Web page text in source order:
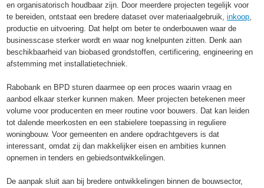
en organisatorisch houdbaar zijn. Door meerdere projecten tegelijk voor
te bereiden, ontstaat een bredere dataset over materiaalgebruik,inkoop,
productie en uitvoering. Dat helpt om beter te onderbouwen waar de
businesscase sterker wordt en waar nog knelpunten zitten. Denk aan
beschikbaarheid van biobased grondstoffen, certificering, engineering en
afstemming met installatietechniek.
Rabobank en BPD sturen daarmee op een proces waarin vraag en
aanbod elkaar sterker kunnen maken. Meer projecten betekenen meer
volume voor producenten en meer routine voor bouwers. Dat kan leiden
tot dalende meerkosten en een stabielere toepassing in reguliere
woningbouw. Voor gemeenten en andere opdrachtgevers is dat
interessant, omdat zij dan makkelijker eisen en ambities kunnen
opnemen in tenders en gebiedsontwikkelingen.
De aanpak sluit aan bij bredere ontwikkelingen binnen de bouwsector,